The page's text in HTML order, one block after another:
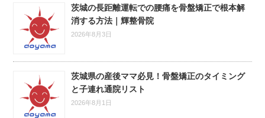
茨城の長距離運転での腰痛を骨盤矯正で根本解
消する方法｜輝整骨院
2026年8月3日
茨城県の産後ママ必見！骨盤矯正のタイミング
と子連れ通院リスト
2026年8月1日